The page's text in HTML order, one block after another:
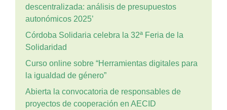
descentralizada: análisis de presupuestos
autonómicos 2025’
Córdoba Solidaria celebra la 32ª Feria de la
Solidaridad
Curso online sobre “Herramientas digitales para
la igualdad de género”
Abierta la convocatoria de responsables de
proyectos de cooperación en AECID